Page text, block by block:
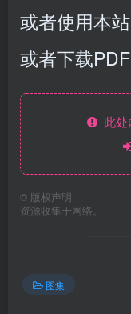
或者使用本
或者下载PDF
此处
© 版权声明
资源收集于网络。
图集